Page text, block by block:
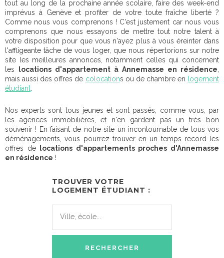
tout au long de la prochaine année scolaire, faire des week-end
imprévus à Genève et profiter de votre toute fraîche liberté ?
Comme nous vous comprenons ! C'est justement car nous vous
comprenons que nous essayons de mettre tout notre talent à
votre disposition pour que vous n'ayez plus à vous éreinter dans
l'affligeante tâche de vous loger, que nous répertorions sur notre
site les meilleures annonces, notamment celles qui concernent
les
locations d'appartement à Annemasse en résidence
mais aussi des offres de colocations ou de chambre en
logement
étudiant
Nos experts sont tous jeunes et sont passés, comme vous, par
les agences immobilières, et n'en gardent pas un très bon
souvenir ! En faisant de notre site un incontournable de tous vos
déménagements, vous pourrez trouver en un temps record les
offres de
locations d'appartements proches d'Annemasse
en résidence !
TROUVER VOTRE
LOGEMENT ÉTUDIANT :